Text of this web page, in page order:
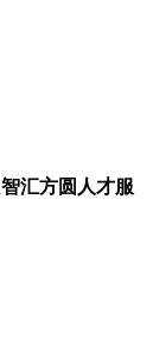
智汇方圆人才服